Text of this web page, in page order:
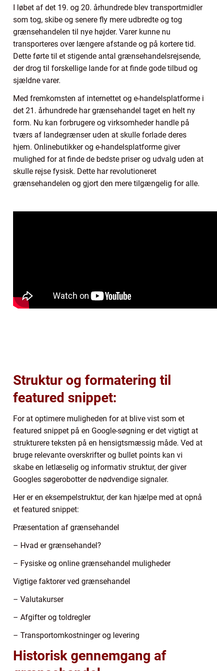
I løbet af det 19. og 20. århundrede blev transportmidler
som tog, skibe og senere fly mere udbredte og tog
grænsehandelen til nye højder. Varer kunne nu
transporteres over længere afstande og på kortere tid.
Dette førte til et stigende antal grænsehandelsrejsende,
der drog til forskellige lande for at finde gode tilbud og
sjældne varer.
Med fremkomsten af internettet og e-handelsplatforme i
det 21. århundrede har grænsehandel taget en helt ny
form. Nu kan forbrugere og virksomheder handle på
tværs af landegrænser uden at skulle forlade deres
hjem. Onlinebutikker og e-handelsplatforme giver
mulighed for at finde de bedste priser og udvalg uden at
skulle rejse fysisk. Dette har revolutioneret
grænsehandelen og gjort den mere tilgængelig for alle.
Struktur og formatering til
featured snippet:
For at optimere muligheden for at blive vist som et
featured snippet på en Google-søgning er det vigtigt at
strukturere teksten på en hensigtsmæssig måde. Ved at
bruge relevante overskrifter og bullet points kan vi
skabe en letlæselig og informativ struktur, der giver
Googles søgerobotter de nødvendige signaler.
Her er en eksempelstruktur, der kan hjælpe med at opnå
et featured snippet:
Præsentation af grænsehandel
– Hvad er grænsehandel?
– Fysiske og online grænsehandel muligheder
Vigtige faktorer ved grænsehandel
– Valutakurser
– Afgifter og toldregler
– Transportomkostninger og levering
Historisk gennemgang af